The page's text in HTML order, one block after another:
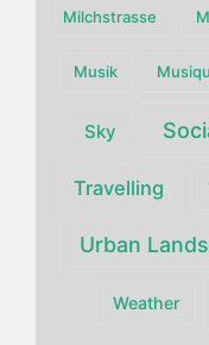
Milchstrasse
Musik
Sky
Travelling
Urban
Weather